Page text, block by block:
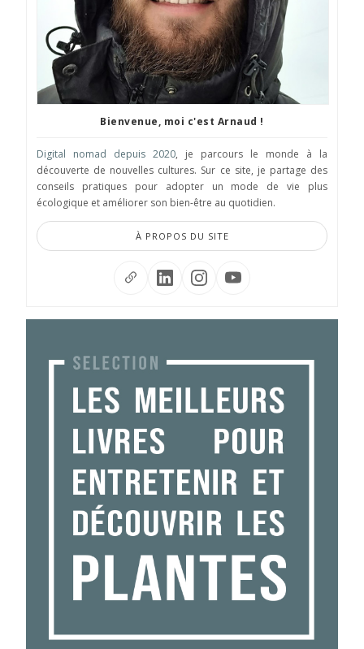
Bienvenue, moi c'est Arnaud !
Digital nomad depuis 2020, je parcours le monde à la
découverte de nouvelles cultures. Sur ce site, je partage des
conseils pratiques pour adopter un mode de vie plus
écologique et améliorer son bien-être au quotidien.
À PROPOS DU SITE